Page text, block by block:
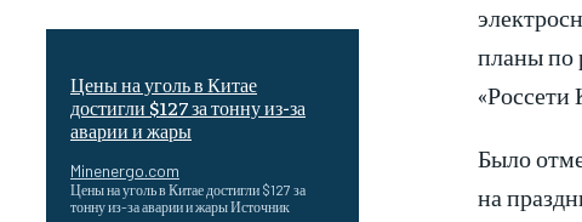
Цены на уголь в Китае
достигли $127 за тонну из-за
аварии и жары
Minenergo.com
Цены на уголь в Китае достигли $127 за
тонну из-за аварии и жары Источник
планы по
«Россети
Было
на